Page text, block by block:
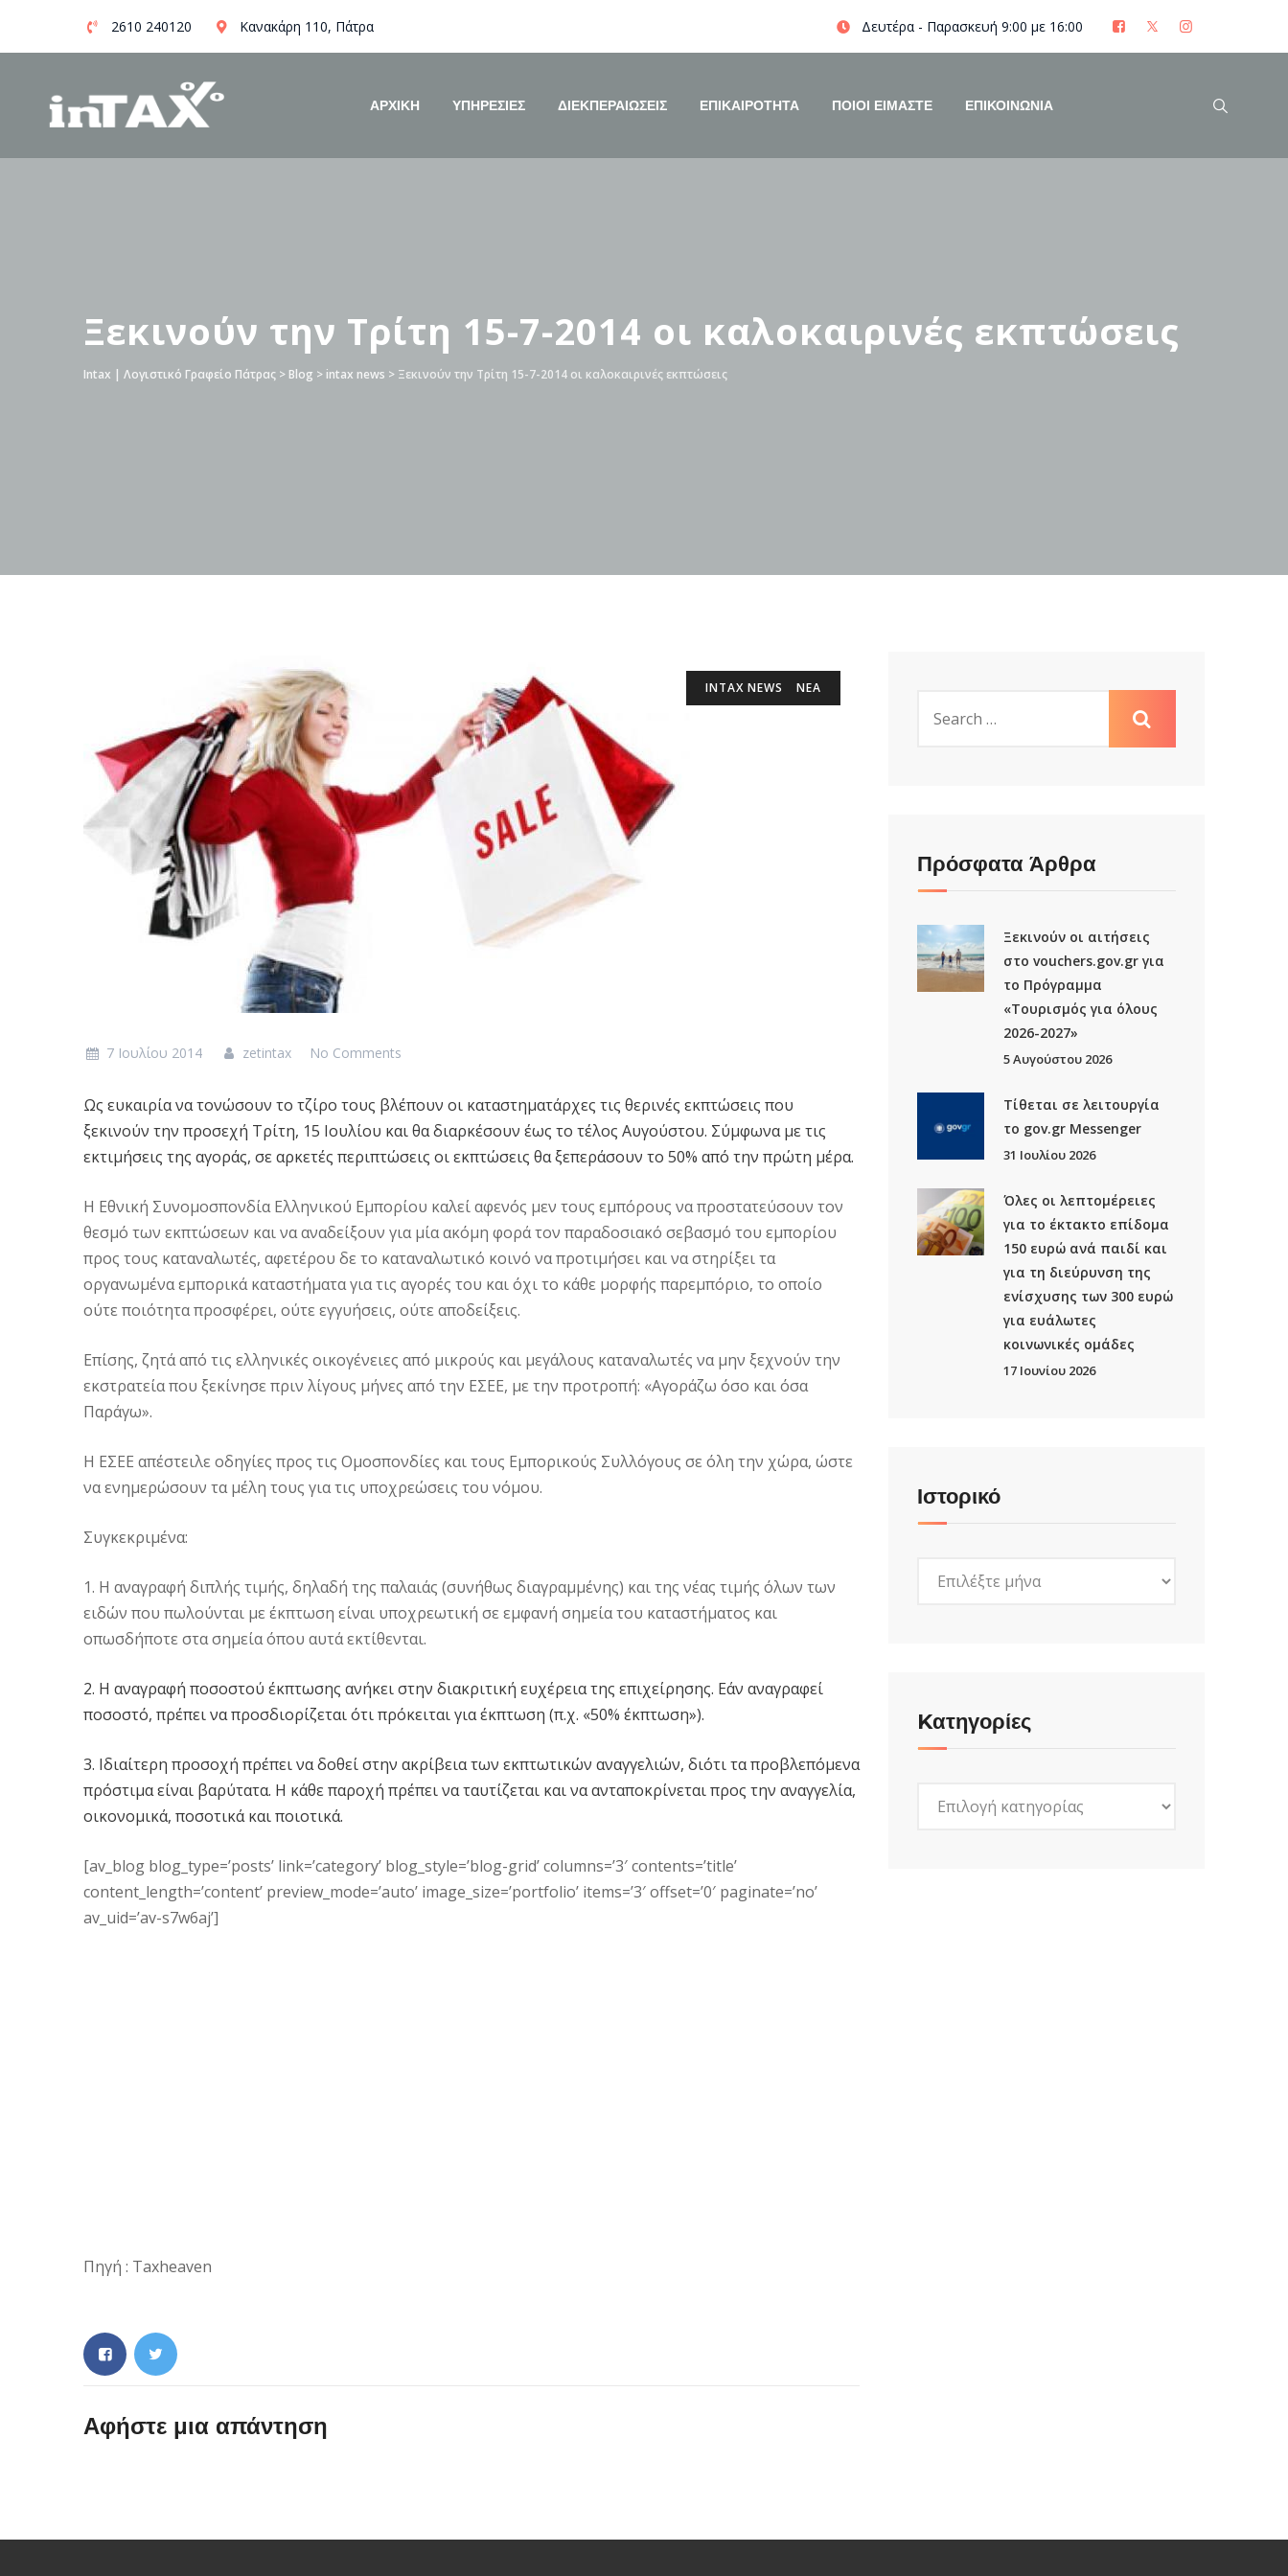
content
2610 240120 Κανακάρη 110, Πάτρα Δευτέρα - Παρασκευή 9:00 με 16:00
ΑΡΧΙΚΗ ΥΠΗΡΕΣΙΕΣ ΔΙΕΚΠΕΡΑΙΩΣΕΙΣ ΕΠΙΚΑΙΡΟΤΗΤΑ ΠΟΙΟΊ ΕΊΜΑΣΤΕ ΕΠΙΚΟΙΝΩΝΙΑ
Ξεκινούν την Τρίτη 15-7-2014 οι καλοκαιρινές εκπτώσεις
Intax | Λογιστικό Γραφείο Πάτρας > Blog > intax news > Ξεκινούν την Τρίτη 15-7-2014 οι καλοκαιρινές εκπτώσεις
INTAX NEWS ΝΕΑ
7 Ιουλίου 2014 zetintax No Comments
Ως ευκαιρία να τονώσουν το τζίρο τους βλέπουν οι καταστηματάρχες τις θερινές εκπτώσεις που
ξεκινούν την προσεχή Τρίτη, 15 Ιουλίου και θα διαρκέσουν έως το τέλος Αυγούστου. Σύμφωνα με τις
εκτιμήσεις της αγοράς, σε αρκετές περιπτώσεις οι εκπτώσεις θα ξεπεράσουν το 50% από την πρώτη μέρα.
Η Εθνική Συνομοσπονδία Ελληνικού Εμπορίου καλεί αφενός μεν τους εμπόρους να προστατεύσουν τον
θεσμό των εκπτώσεων και να αναδείξουν για μία ακόμη φορά τον παραδοσιακό σεβασμό του εμπορίου
προς τους καταναλωτές, αφετέρου δε το καταναλωτικό κοινό να προτιμήσει και να στηρίξει τα
οργανωμένα εμπορικά καταστήματα για τις αγορές του και όχι το κάθε μορφής παρεμπόριο, το οποίο
ούτε ποιότητα προσφέρει, ούτε εγγυήσεις, ούτε αποδείξεις.
Επίσης, ζητά από τις ελληνικές οικογένειες από μικρούς και μεγάλους καταναλωτές να μην ξεχνούν την
εκστρατεία που ξεκίνησε πριν λίγους μήνες από την ΕΣΕΕ, με την προτροπή: «Αγοράζω όσο και όσα
Παράγω».
Η ΕΣΕΕ απέστειλε οδηγίες προς τις Ομοσπονδίες και τους Εμπορικούς Συλλόγους σε όλη την χώρα, ώστε
να ενημερώσουν τα μέλη τους για τις υποχρεώσεις του νόμου.
Συγκεκριμένα:
1. Η αναγραφή διπλής τιμής, δηλαδή της παλαιάς (συνήθως διαγραμμένης) και της νέας τιμής όλων των
ειδών που πωλούνται με έκπτωση είναι υποχρεωτική σε εμφανή σημεία του καταστήματος και
οπωσδήποτε στα σημεία όπου αυτά εκτίθενται.
2. Η αναγραφή ποσοστού έκπτωσης ανήκει στην διακριτική ευχέρεια της επιχείρησης. Εάν αναγραφεί
ποσοστό, πρέπει να προσδιορίζεται ότι πρόκειται για έκπτωση (π.χ. «50% έκπτωση»).
3. Ιδιαίτερη προσοχή πρέπει να δοθεί στην ακρίβεια των εκπτωτικών αναγγελιών, διότι τα προβλεπόμενα
πρόστιμα είναι βαρύτατα. Η κάθε παροχή πρέπει να ταυτίζεται και να ανταποκρίνεται προς την αναγγελία,
οικονομικά, ποσοτικά και ποιοτικά.
[av_blog blog_type=’posts’ link=’category’ blog_style=’blog-grid’ columns=’3′ contents=’title’
content_length=’content’ preview_mode=’auto’ image_size=’portfolio’ items=’3′ offset=’0′ paginate=’no’
av_uid=’av-s7w6aj’]
Πηγή : Taxheaven
Αφήστε μια απάντηση
Πρόσφατα Άρθρα
Ξεκινούν οι αιτήσεις
στο vouchers.gov.gr για
το Πρόγραμμα
«Τουρισμός για όλους
2026-2027»
5 Αυγούστου 2026
Τίθεται σε λειτουργία
το gov.gr Μessenger
31 Ιουλίου 2026
Όλες οι λεπτομέρειες
για το έκτακτο επίδομα
150 ευρώ ανά παιδί και
για τη διεύρυνση της
ενίσχυσης των 300 ευρώ
για ευάλωτες
κοινωνικές ομάδες
17 Ιουνίου 2026
Ιστορικό
Kατηγορίες